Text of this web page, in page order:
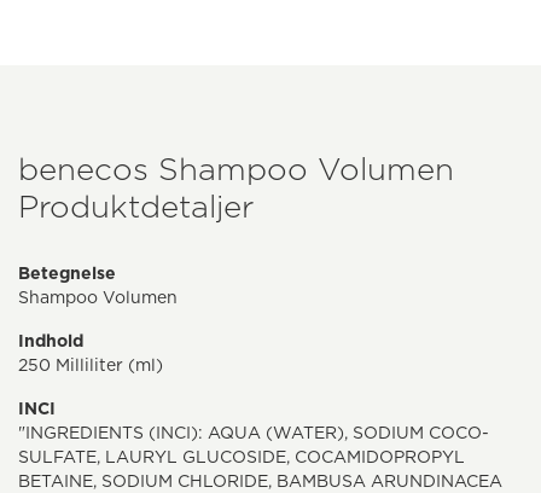
benecos Shampoo Volumen
Produktdetaljer
Betegnelse
Shampoo Volumen
Indhold
250 Milliliter (ml)
INCI
"INGREDIENTS (INCI): AQUA (WATER), SODIUM COCO-
SULFATE, LAURYL GLUCOSIDE, COCAMIDOPROPYL
BETAINE, SODIUM CHLORIDE, BAMBUSA ARUNDINACEA